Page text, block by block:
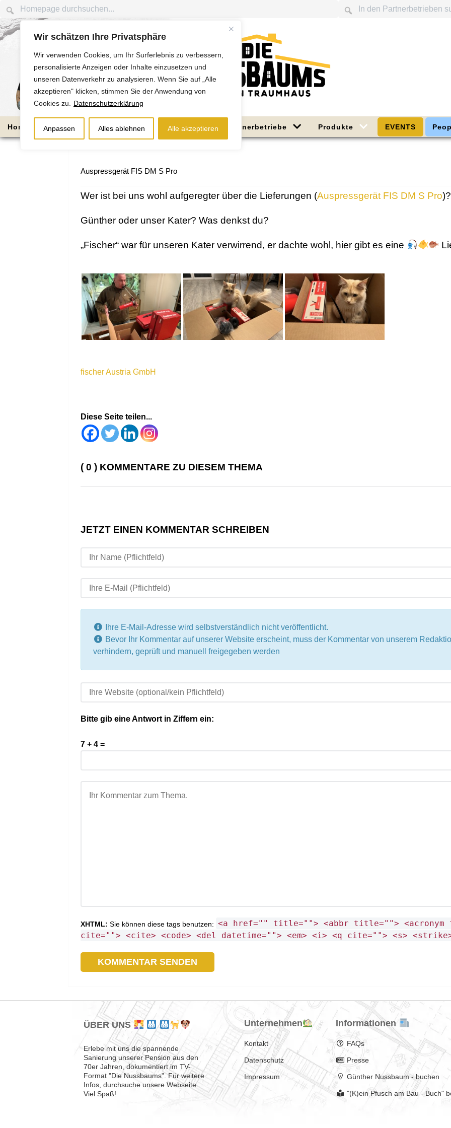
Wir schätzen Ihre Privatsphäre
Wir verwenden Cookies, um Ihr Surferlebnis zu verbessern,
personalisierte Anzeigen oder Inhalte einzusetzen und
unseren Datenverkehr zu analysieren. Wenn Sie auf „Alle
akzeptieren" klicken, stimmen Sie der Anwendung von
Cookies zu.
Datenschutzerklärung
Anpassen Alles ablehnen Alle akzeptieren
Home Die Nussbaums Bauabschnitte Partnerbetriebe Produkte EVENTS
Auspressgerät FIS DM S Pro
Wer ist bei uns wohl aufgeregter über die Lieferungen (Auspressgerät FIS DM S Pro)?
Günther oder unser Kater? Was denkst du?
„Fischer“ war für unseren Kater verwirrend, er dachte wohl, hier gibt es eine
fischer Austria GmbH
Diese Seite teilen...
( 0 ) KOMMENTARE ZU DIESEM THEMA
JETZT EINEN KOMMENTAR SCHREIBEN
Ihre E-Mail-Adresse wird selbstverständlich nicht veröffentlicht.
Bevor Ihr Kommentar auf unserer Website erscheint, muss der Kommentar von unserem
verhindern, geprüft und manuell freigegeben werden
Bitte gib eine Antwort in Ziffern ein:
7 + 4 =
XHTML: Sie können diese tags benutzen:
<a href="" title=""> <abbr title=""> <acronym
cite=""> <cite> <code> <del datetime=""> <em> <i> <q cite=""> <s>
ÜBER UNS
Erlebe mit uns die spannende
Sanierung unserer Pension aus den
70er Jahren, dokumentiert im TV-
Format "Die Nussbaums". Für weitere
Infos, durchsuche unsere Webseite.
Viel Spaß!
Unternehmen
Kontakt
Datenschutz
Impressum
Informationen
FAQs
Presse
Günther Nussbaum - buchen
"(K)ein Pfusch am Bau - Buch"